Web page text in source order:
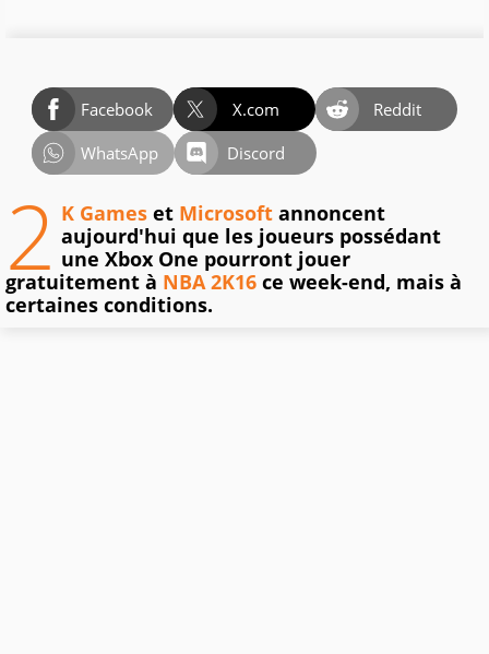
Facebook X.com
Reddit
WhatsApp
Discord
2 K Games et Microsoft annoncent
aujourd'hui que les joueurs possédant
une Xbox One pourront jouer
gratuitement à NBA 2K16 ce week-end, mais à
certaines conditions.